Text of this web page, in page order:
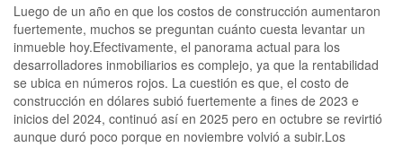
Luego de un año en que los costos de construcción aumentaron
fuertemente, muchos se preguntan cuánto cuesta levantar un
inmueble hoy.Efectivamente, el panorama actual para los
desarrolladores inmobiliarios es complejo, ya que la rentabilidad
se ubica en números rojos. La cuestión es que, el costo de
construcción en dólares subió fuertemente a fines de 2023 e
inicios del 2024, continuó así en 2025 pero en octubre se revirtió
aunque duró poco porque en noviembre volvió a subir.Los